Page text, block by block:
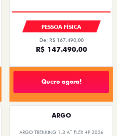
PESSOA FÍSICA
De: R$ 167.490,00
R$ 147.490,00
Quero agora!
ARGO
ARGO TREKKING 1.3 AT FLEX 4P 2026